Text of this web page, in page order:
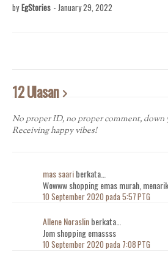
by EgStories - January 29, 2022
12 Ulasan
No proper ID, no proper comment, down
Receiving happy vibes!
mas saariberkata…
Wowww shopping emas murah,
10 September 2020 pada 5:57 PTG
Allene Noraslinberkata…
Jom shopping emassss
10 September 2020 pada 7:08 PTG